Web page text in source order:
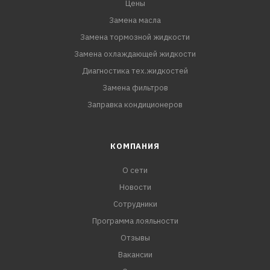
Цены
Замена масла
Замена тормозной жидкости
Замена охлаждающей жидкости
Диагностика тех.жидкостей
Замена фильтров
Заправка кондиционеров
КОМПАНИЯ
О сети
Новости
Сотрудники
Программа лояльности
Отзывы
Вакансии